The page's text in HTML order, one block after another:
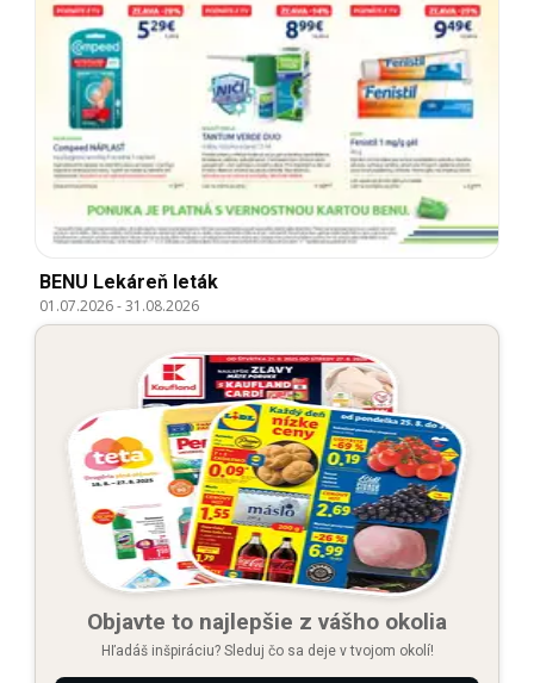
BENU Lekáreň leták
01.07.2026-31.08.2026
Objavte to najlepšie z vášho okolia
Hľadáš inšpiráciu? Sleduj čo sa deje v tvojom okolí!